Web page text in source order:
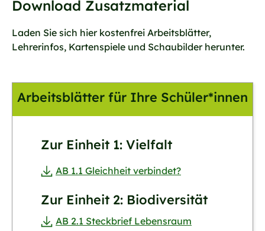
Download Zusatzmaterial
Laden Sie sich hier kostenfrei Arbeitsblätter,
Lehrerinfos, Kartenspiele und Schaubilder herunter.
Arbeitsblätter für Ihre Schüler*innen
Zur Einheit 1: Vielfalt
AB 1.1 Gleichheit verbindet?
Zur Einheit 2: Biodiversität
AB 2.1 Steckbrief Lebensraum